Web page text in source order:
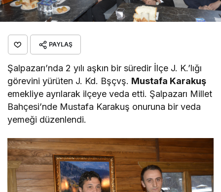
PAYLAŞ
Şalpazarı’nda 2 yılı aşkın bir süredir İlçe J. K.’lığı
görevini yürüten J. Kd. Bşçvş. Mustafa Karakuş
emekliye ayrılarak ilçeye veda etti. Şalpazarı Millet
Bahçesi’nde Mustafa Karakuş onuruna bir veda
yemeği düzenlendi.